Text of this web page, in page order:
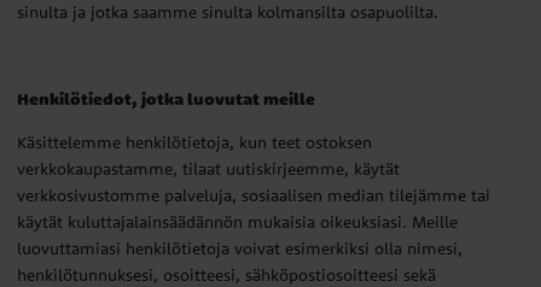
sinulta ja jotka saamme sinulta kolmansilta osapuolilta.
Henkilötiedot, jotka luovutat meille
Käsittelemme henkilötietoja, kun teet ostoksen
verkkokaupastamme, tilaat uutiskirjeemme, käytät
verkkosivustomme palveluja, sosiaalisen median tilejämme tai
käytät kuluttajalainsäädännön mukaisia oikeuksiasi. Meille
luovuttamiasi henkilötietoja voivat esimerkiksi olla nimesi,
henkilötunnuksesi, osoitteesi, sähköpostiosoitteesi sekä